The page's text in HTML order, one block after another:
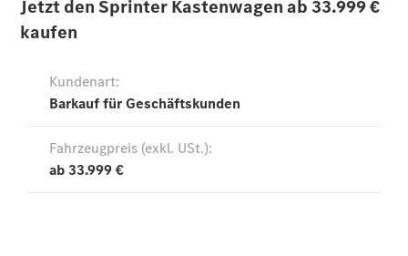
Transporter-
Services
Beratung
Mobilitätslösungen